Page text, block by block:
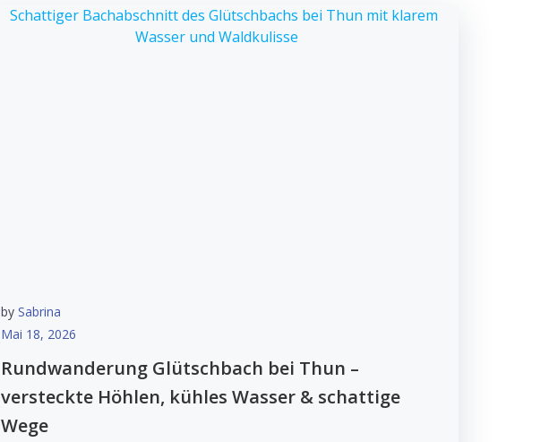
by Sabrina
Mai 18, 2026
Rundwanderung Glütschbach bei Thun –
versteckte Höhlen, kühles Wasser & schattige
Wege